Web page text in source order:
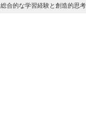
総合的な学習経験と創造的思